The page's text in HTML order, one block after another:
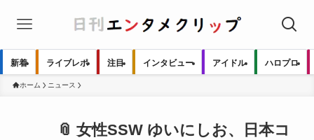
新着 ライブレポ 注目 インタビュー アイドル ハロプロ
ホーム ニュース
📎 女性SSW ゆいにしお、日本コ